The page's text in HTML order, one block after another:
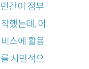
간이 정부
했는데, 이
스에 활용
시민적으